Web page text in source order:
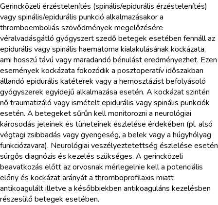
Gerincközeli érzéstelenítés (spinális/epidurális érzéstelenítés)
vagy spinális/epidurális punkció alkalmazásakor a
thromboemboliás szövődmények megelőzésére
véralvadásgátló gyógyszert szedő betegek esetében fennáll az
epidurális vagy spinális haematoma kialakulásának kockázata,
ami hosszú távú vagy maradandó bénulást eredményezhet. Ezen
események kockázata fokozódik a posztoperatív időszakban
állandó epidurális katéterek vagy a hemosztázist befolyásoló
gyógyszerek egyidejű alkalmazása esetén. A kockázat szintén
nő traumatizáló vagy ismételt epidurális vagy spinális punkciók
esetén. A betegeket sűrűn kell monitorozni a neurológiai
károsodás jeleinek és tüneteinek észlelése érdekében (pl. alsó
végtagi zsibbadás vagy gyengeség, a belek vagy a húgyhólyag
funkciózavara). Neurológiai veszélyeztetettség észlelése esetén
sürgős diagnózis és kezelés szükséges. A gerincközeli
beavatkozás előtt az orvosnak mérlegelnie kell a potenciális
előny és kockázat arányát a thromboprofilaxis miatt
antikoagulált illetve a későbbiekben antikoaguláns kezelésben
részesülő betegek esetében.